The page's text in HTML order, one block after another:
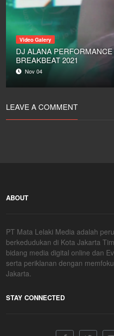
Video Galery
DJ ALANA
BREAKBEAT 2021
Nov 04
LEAVE A COMMENT
ABOUT
PT Mata Lelaki Media adalah
berkedudukan di Kota Jakarta
bidang media digital online dan
serta periklanan dengan
Jakarta.
STAY CONNECTED